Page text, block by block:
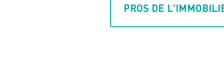
PROS DE